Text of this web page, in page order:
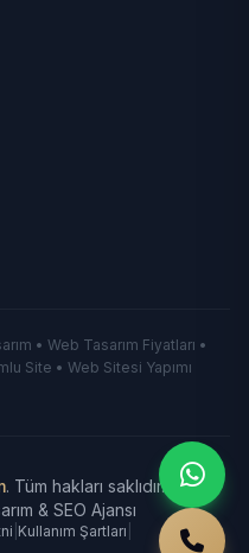
• Web Tasarım Fiyatları •
Site • Web Sitesi Yapımı
. Tüm hakları saklıdır.
|
& SEO Ajansı
Kullanım Şartları